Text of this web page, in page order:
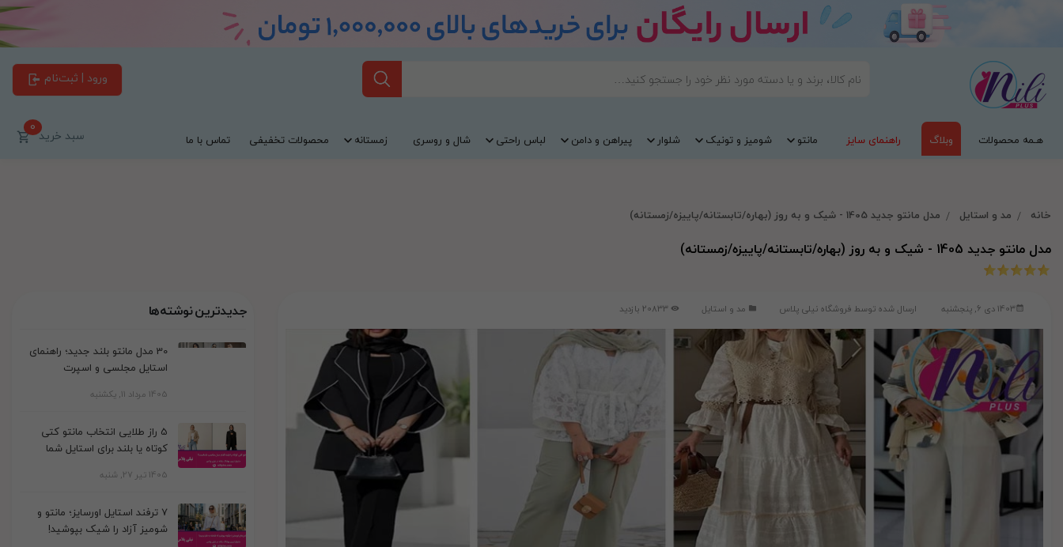
ورود | ثبت‌نام
هـمه محصولات وبلاگ راهنمای سایز مانتو شومیز و تونیک شلوار پیراهن و دامن لباس راحتی شال و روسری زمستانه محصولات تخفیفی تماس با ما سبد خرید0
خانه مد و استایل مدل مانتو جدید 1405 - شیک و به روز (بهاره/تابستانه/پاییزه/زمستانه)
مدل مانتو جدید 1405 - شیک و به روز (بهاره/تابستانه/پاییزه/زمستانه)
1403 دی 6, پنجشنبه ارسال شده توسط فروشگاه نیلی پلاس مد و استایل جدیدترین نوشته‌ها
30 مدل مانتو بلند جدید؛ راهنمای
استایل مجلسی و اسپرت
1405 مرداد 11, یکشنبه
5 راز طلایی انتخاب مانتو کتی
کوتاه یا بلند برای استایل شما
1405 تیر 27, شنبه
7 ترفند استایل اورسایز؛ مانتو و
شومیز آزاد را شیک بپوشید!